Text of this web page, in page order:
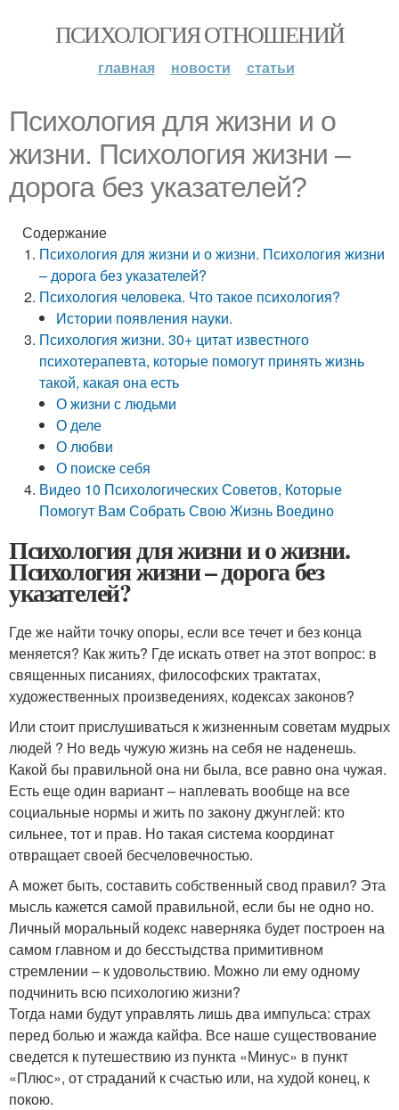
ПСИХОЛОГИЯ ОТНОШЕНИЙ
главная новости статьи
Психология для жизни и о
жизни. Психология жизни –
дорога без указателей?
Содержание
Психология для жизни и о жизни. Психология жизни
– дорога без указателей?
Психология человека. Что такое психология?
Истории появления науки.
Психология жизни. 30+ цитат известного
психотерапевта, которые помогут принять жизнь
такой, какая она есть
О жизни с людьми
О деле
О любви
О поиске себя
Видео 10 Психологических Советов, Которые
Помогут Вам Собрать Свою Жизнь Воедино
Психология для жизни и о жизни.
Психология жизни – дорога без
указателей?
Где же найти точку опоры, если все течет и без конца
меняется? Как жить? Где искать ответ на этот вопрос: в
священных писаниях, философских трактатах,
художественных произведениях, кодексах законов?
Или стоит прислушиваться к жизненным советам мудрых
людей ? Но ведь чужую жизнь на себя не наденешь.
Какой бы правильной она ни была, все равно она чужая.
Есть еще один вариант – наплевать вообще на все
социальные нормы и жить по закону джунглей: кто
сильнее, тот и прав. Но такая система координат
отвращает своей бесчеловечностью.
А может быть, составить собственный свод правил? Эта
мысль кажется самой правильной, если бы не одно но.
Личный моральный кодекс наверняка будет построен на
самом главном и до бесстыдства примитивном
стремлении – к удовольствию. Можно ли ему одному
подчинить всю психологию жизни?
Тогда нами будут управлять лишь два импульса: страх
перед болью и жажда кайфа. Все наше существование
сведется к путешествию из пункта «Минус» в пункт
«Плюс», от страданий к счастью или, на худой конец, к
покою.